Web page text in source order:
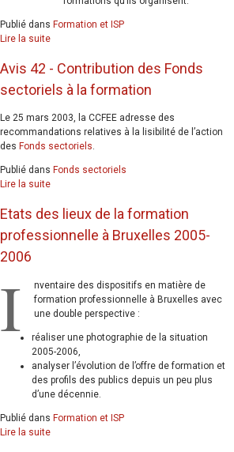
Publié dans Formation et ISP
Lire la suite
Avis 42 - Contribution des Fonds
sectoriels à la formation
Le 25 mars 2003, la CCFEE adresse des
recommandations relatives à la lisibilité de l’action
des Fonds sectoriels.
Publié dans Fonds sectoriels
Lire la suite
Etats des lieux de la formation
professionnelle à Bruxelles 2005-
2006
I
nventaire des dispositifs en matière de
formation professionnelle à Bruxelles avec
une double perspective :
réaliser une photographie de la situation
2005-2006,
analyser l’évolution de l’offre de formation et
des profils des publics depuis un peu plus
d’une décennie.
Publié dans Formation et ISP
Lire la suite